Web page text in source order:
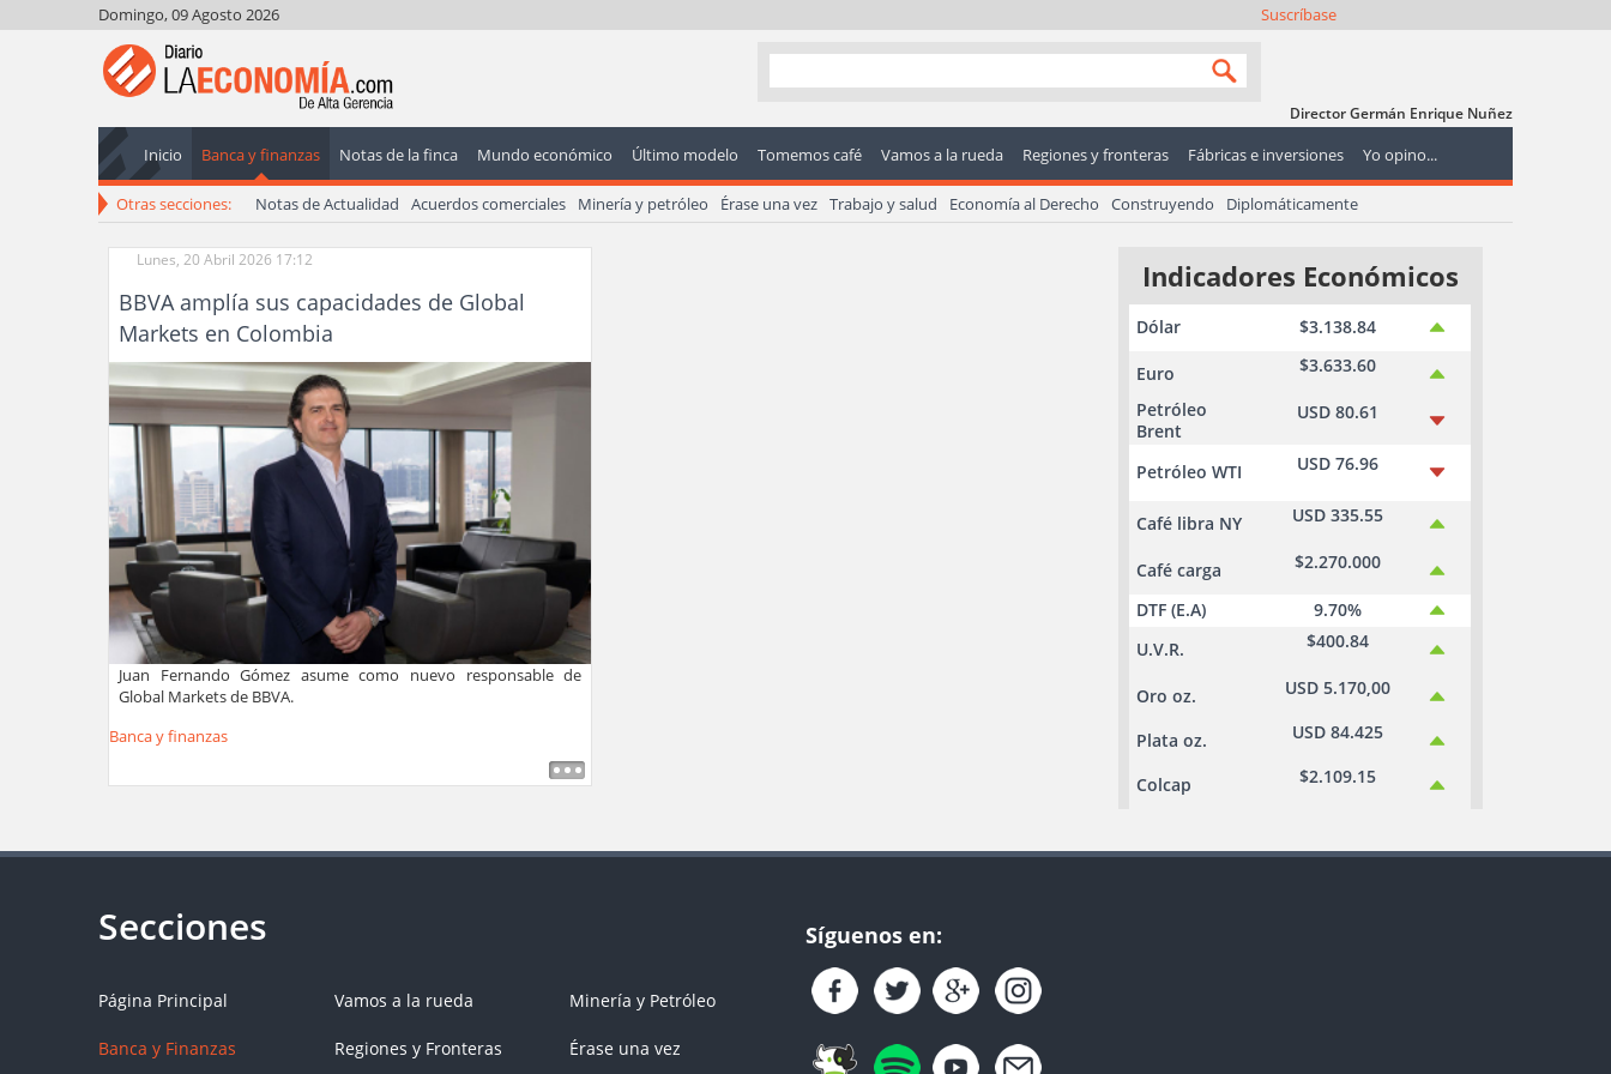
Domingo, 09 Agosto 2026 Suscríbase
Director Germán Enrique Nuñez
Inicio Banca y finanzas Notas de la finca Mundo económico Último modelo Tomemos café Vamos a la rueda Regiones y fronteras Fábricas e inversiones Yo opino...
Otras secciones: Notas de Actualidad Acuerdos comerciales Minería y petróleo Érase una vez Trabajo y salud Economía al Derecho Construyendo Diplomáticamente
Lunes, 20 Abril 2026 17:12
BBVA amplía sus capacidades de Global
Markets en Colombia
Juan Fernando Gómez asume como nuevo responsable de
Global Markets de BBVA.
Banca y finanzas
Indicadores Económicos
Dólar $3.138.84
Euro
$3.633.60
Petróleo
Brent
USD 80.61
Petróleo WTI USD 76.96
Café libra NY USD 335.55
Café carga $2.270.000
DTF (E.A)
9.70%
U.V.R.
$400.84
Oro oz. USD 5.170,00
Plata oz. USD 84.425
Colcap $2.109.15
Página Principal
Banca y Finanzas
Vamos a la rueda
Regiones y Fronteras
Minería y Petróleo
Érase una vez
Síguenos en: